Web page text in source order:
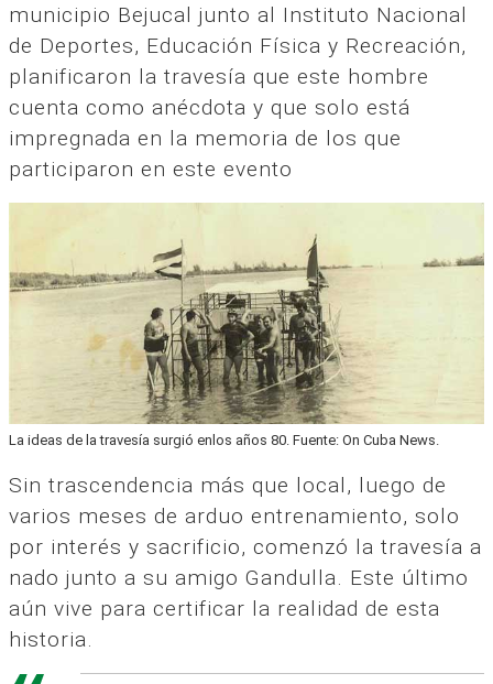
municipio Bejucal junto al Instituto Nacional
de Deportes, Educación Física y Recreación,
planificaron la travesía que este hombre
cuenta como anécdota y que solo está
impregnada en la memoria de los que
participaron en este evento
La ideas de la travesía surgió enlos años 80. Fuente: On Cuba News.
Sin trascendencia más que local, luego de
varios meses de arduo entrenamiento, solo
por interés y sacrificio, comenzó la travesía a
nado junto a su amigo Gandulla. Este último
aún vive para certificar la realidad de esta
historia.